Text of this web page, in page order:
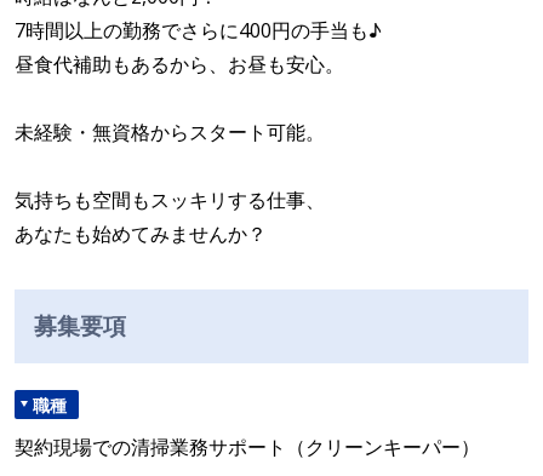
7時間以上の勤務でさらに400円の手当も♪
昼食代補助もあるから、お昼も安心。
未経験・無資格からスタート可能。
気持ちも空間もスッキリする仕事、
あなたも始めてみませんか？
募集要項
職種
契約現場での清掃業務サポート（クリーンキーパー）